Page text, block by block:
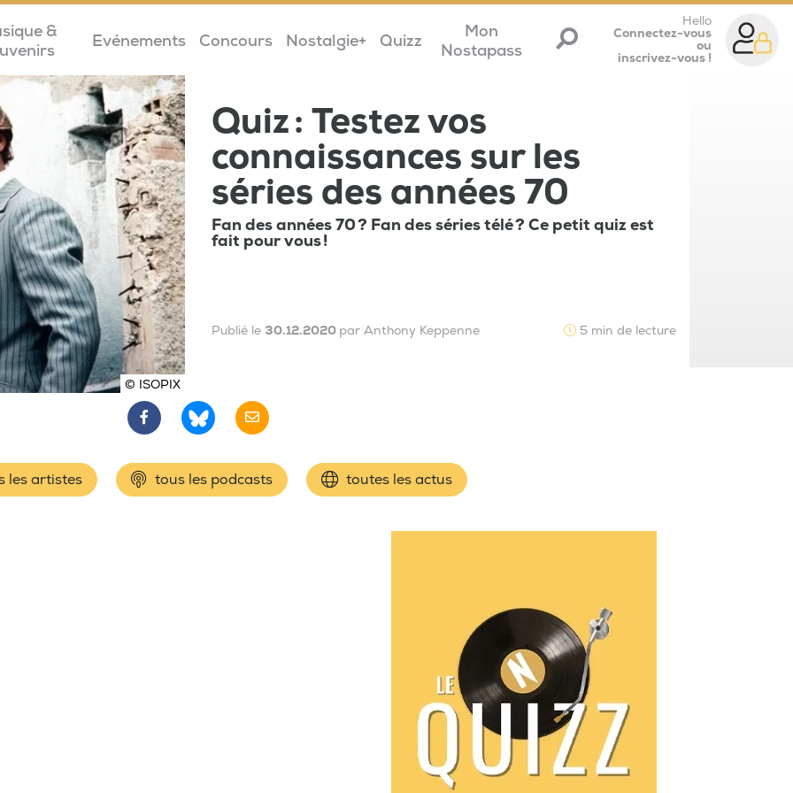
&
Evénements Concours Nostalgie+ Quizz
Mon
Nostapass
Hello
Connectez-vous
ou
inscrivez-vous !
© ISOPIX
Quiz : Testez vos
connaissances sur les
séries des années 70
Fan des années 70 ? Fan des séries télé ? Ce petit quiz est
fait pour vous !
Publié le 30.12.2020 par Anthony Keppenne 5 min de lecture
les artistes tous les podcasts toutes les actus